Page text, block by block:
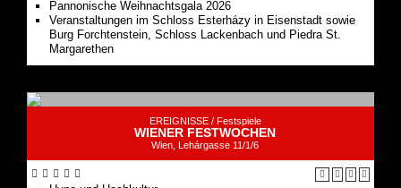
EREIGNISSE /Festspiele
Hype und Hochkultur
Christoph Schlingensief
Große Eigenproduktionen und Weltpremieren internationaler
Ensembles